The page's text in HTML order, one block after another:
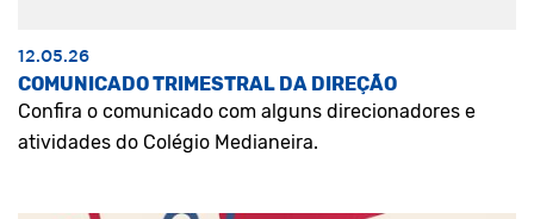
12.05.26
COMUNICADO TRIMESTRAL DA DIREÇÃO
Confira o comunicado com alguns direcionadores e
atividades do Colégio Medianeira.